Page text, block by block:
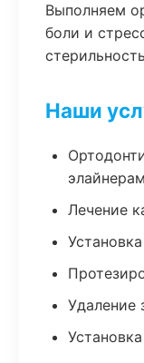
Выполняем
боли и
Наши
Лечение
Удаление